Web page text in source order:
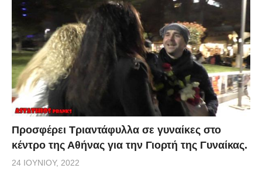
Προσφέρει Τριαντάφυλλα σε γυναίκες στο
κέντρο της Αθήνας για την Γιορτή της Γυναίκας.
24 ΙΟΥΝΊΟΥ, 2022